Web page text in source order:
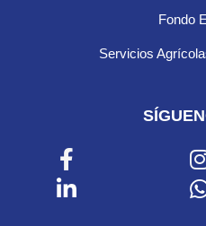
Fondo
Servicios